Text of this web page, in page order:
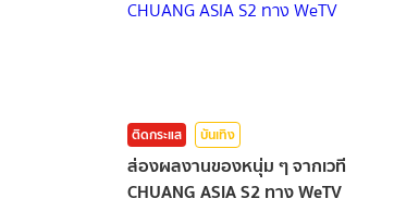
ติดกระแส บันเทิง
ส่องผลงานของหนุ่ม ๆ จากเวที
CHUANG ASIA S2 ทาง WeTV